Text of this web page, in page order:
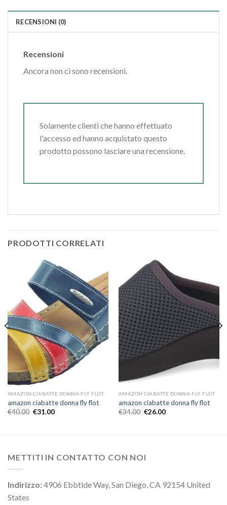
RECENSIONI (0)
Recensioni
Ancora non ci sono recensioni.
Solamente clienti che hanno effettuato
l'accesso ed hanno acquistato questo
prodotto possono lasciare una recensione.
PRODOTTI CORRELATI
AMAZON CIABATTE DONNA FLY FLOT
amazon ciabatte donna fly flot
€40.00 €31.00
AMAZON CIABATTE DONNA FLY FLOT
amazon ciabatte donna fly flot
€34.00 €26.00
METTITI IN CONTATTO CON NOI
Indirizzo:4906 Ebbtide Way, San Diego, CA 92154 United
States